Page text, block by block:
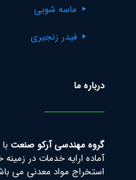
ماسه شویی
فیدر زنجیری
درباره ما
گروه مهندسی آرکو صنعت
آماده ارایه خدمات در
استخراج مواد معدنی می